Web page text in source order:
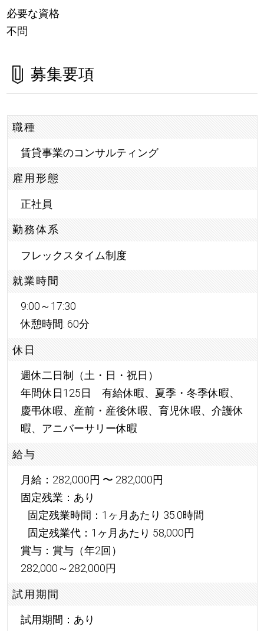
必要な資格
不問
募集要項
職種
賃貸事業のコンサルティング
雇用形態
正社員
勤務体系
フレックスタイム制度
就業時間
9:00～17:30
休憩時間: 60分
休日
週休二日制（土・日・祝日）
年間休日125日 有給休暇、夏季・冬季休暇、
慶弔休暇、産前・産後休暇、育児休暇、介護休
暇、アニバーサリー休暇
給与
月給：282,000円 〜 282,000円
固定残業：あり
固定残業時間：1ヶ月あたり 35.0時間
固定残業代：1ヶ月あたり 58,000円
賞与：賞与（年2回）
282,000～282,000円
試用期間
試用期間：あり